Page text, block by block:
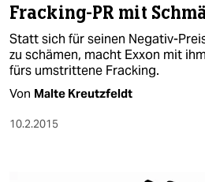
wahrheit
verlag
verlag
veranstaltungen
Fracking-PR mit
Statt sich für seinen Negativ-
zu schämen, macht Exxon mit
fürs umstrittene Fracking.
Von Malte Kreutzfeldt
10.2.2015